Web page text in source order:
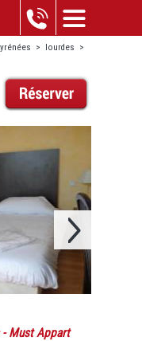
> lourdes >
- Must Appart